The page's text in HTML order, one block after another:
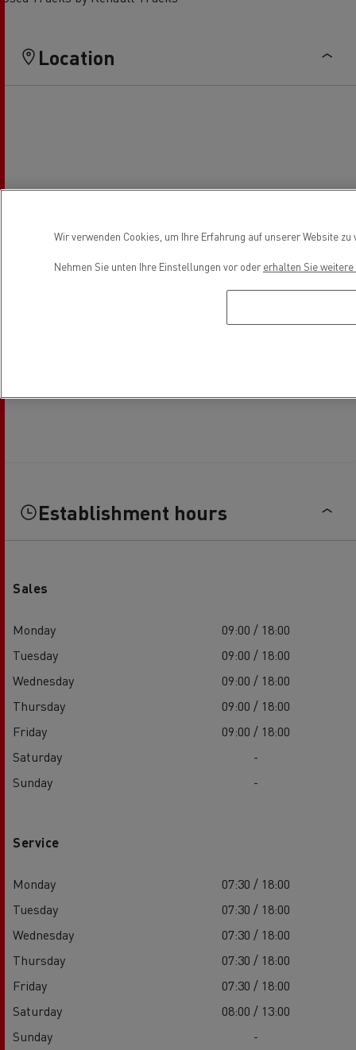
Location
Establishment hours
Sales
Monday
09:00 / 18:00
Tuesday
09:00 / 18:00
Wednesday
09:00 / 18:00
Thursday
09:00 / 18:00
Friday
09:00 / 18:00
Saturday
-
Sunday
-
Service
Monday
07:30 / 18:00
Tuesday
07:30 / 18:00
Wednesday
07:30 / 18:00
Thursday
07:30 / 18:00
Friday
07:30 / 18:00
Saturday
08:00 / 13:00
Sunday
-
Wir verwenden Cookies, um Ihre Erfahrung auf unserer Website
Nehmen Sie unten Ihre Einstellungen vor oder erhalten Sie